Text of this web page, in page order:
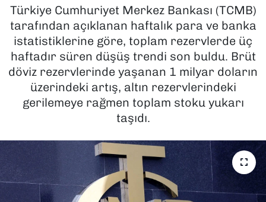
Türkiye Cumhuriyet Merkez Bankası (TCMB)
tarafından açıklanan haftalık para ve banka
istatistiklerine göre, toplam rezervlerde üç
haftadır süren düşüş trendi son buldu. Brüt
döviz rezervlerinde yaşanan 1 milyar doların
üzerindeki artış, altın rezervlerindeki
gerilemeye rağmen toplam stoku yukarı
taşıdı.
KÜLTÜR SANAT
MAGAZİN
POLİTİKA
SAĞLIK
YAŞAM
Son Dakika Haberleri
Haber Arşivi